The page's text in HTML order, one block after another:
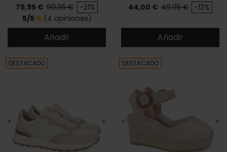
Precio
79,95 € Precio base
99,95 € -21%
5/5star (4 opiniones)
Añadir
Precio
44,00 € Precio base
49,95 € -12%
Añadir
< >
DESTACADO
< >
DESTACADO